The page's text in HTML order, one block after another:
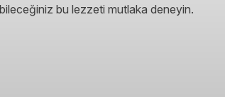
bu lezzeti mutlaka deneyin.